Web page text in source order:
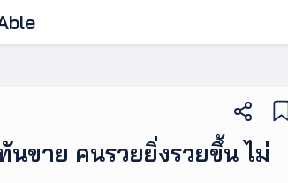
นขาย คนรวยยิ่งรวยขึ้น ไม่